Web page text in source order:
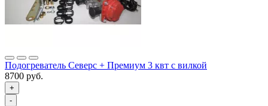
Подогреватель Северс + Премиум 3 квт с вилкой
8700 руб.
+
-